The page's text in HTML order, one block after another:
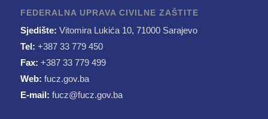
FEDERALNA UPRAVA CIVILNE ZAŠTITE
Sjedište: Vitomira Lukića 10, 71000 Sarajevo
Tel: +387 33 779 450
Fax: +387 33 779 499
Web: fucz.gov.ba
E-mail: fucz@fucz.gov.ba